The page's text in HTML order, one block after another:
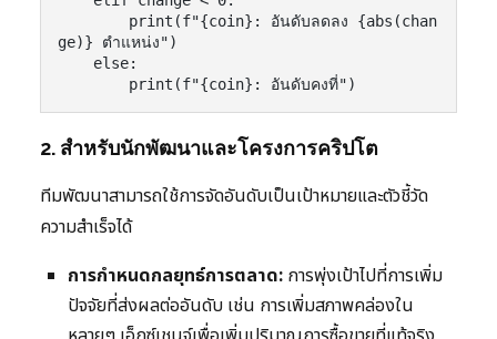
ge)} ตำแหน่ง")
        print(f"{coin}: อันดับคงที่")
2. สำหรับนักพัฒนาและโครงการคริปโต
ทีมพัฒนาสามารถใช้การจัดอันดับเป็นเป้าหมายและตัวชี้วัด
ความสำเร็จได้
การกำหนดกลยุทธ์การตลาด: การพุ่งเป้าไปที่การเพิ่ม
ปัจจัยที่ส่งผลต่ออันดับ เช่น การเพิ่มสภาพคล่องใน